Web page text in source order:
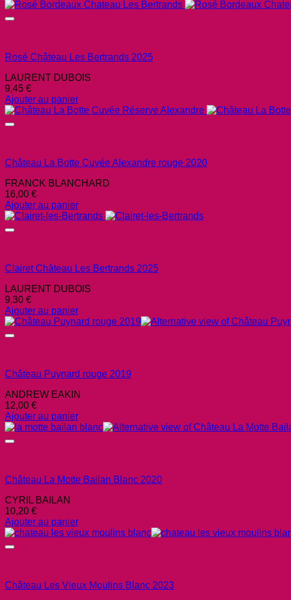
Rosé Château Les Bertrands 2025
LAURENT DUBOIS
9,45 €
Ajouter au panier
Château La Botte Cuvée Alexandre rouge 2020
FRANCK BLANCHARD
16,00 €
Ajouter au panier
Clairet Château Les Bertrands 2025
LAURENT DUBOIS
9,30 €
Ajouter au panier
Château Puynard rouge 2019
ANDREW EAKIN
12,00 €
Ajouter au panier
Château La Motte Bailan Blanc 2020
CYRIL BAILAN
10,20 €
Ajouter au panier
Château Les Vieux Moulins Blanc 2023